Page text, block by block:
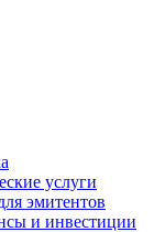
услуги
эмитентов
и инвестиции